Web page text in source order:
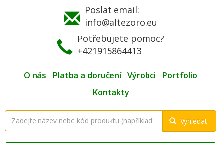
Poslat email:
info@altezoro.eu
Potřebujete pomoc?
+421915864413
O nás Platba a doručení Výrobci
Portfolio
Kontakty
Vyhledat